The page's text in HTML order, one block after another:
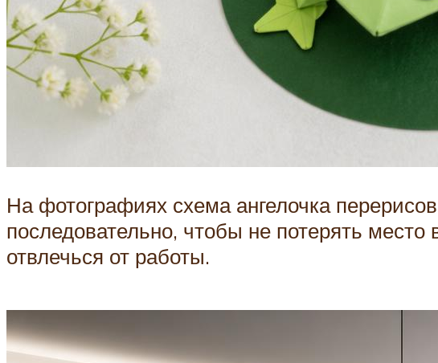
На фотографиях схема ангелочка
последовательно, чтобы не потерять
отвлечься от работы.